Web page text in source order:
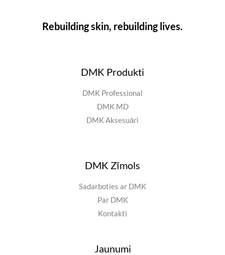
Rebuilding skin, rebuilding lives.
DMK Produkti
DMK Professional
DMK MD
DMK Aksesuāri
DMK Zīmols
Sadarboties ar DMK
Par DMK
Kontakti
Jaunumi